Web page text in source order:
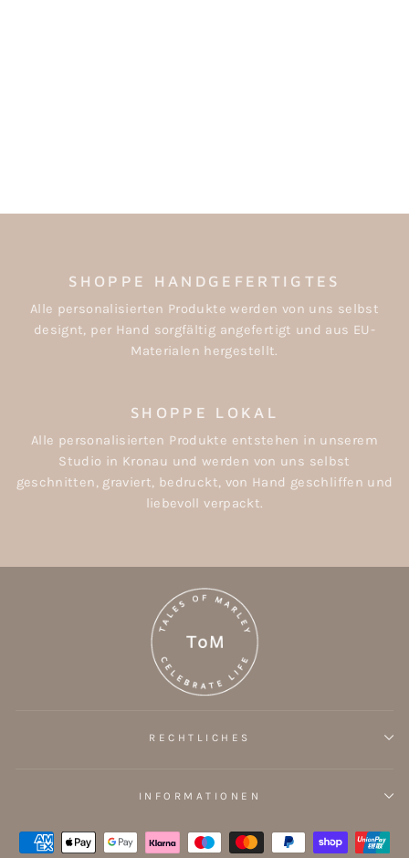
SHOPPE HANDGEFERTIGTES
Alle personalisierten Produkte werden von uns selbst
designt, per Hand sorgfältig angefertigt und aus EU-
Materialen hergestellt.
SHOPPE LOKAL
Alle personalisierten Produkte entstehen in unserem
Studio in Kronau und werden von uns selbst
geschnitten, graviert, bedruckt, von Hand geschliffen und
liebevoll verpackt.
RECHTLICHES
INFORMATIONEN